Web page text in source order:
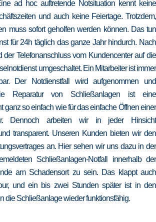
ad hoc auftretende Notsituation kennt keine
und auch keine Feiertage. Trotzdem,
muss sofort geholfen werden können. Das tun
für 24h täglich das ganze Jahr hindurch. Nach
der Telefonanschluss vom Kundencenter auf die
umgeschaltet. Ein Mitarbeiter ist immer
Der Notdienstfall wird aufgenommen und
Reparatur von Schließanlagen ist eine
ganz so einfach wie für das einfache Öffnen einer
Dennoch arbeiten wir in jeder Hinsicht
transparent. Unseren Kunden bieten wir den
an. Hier sehen wir uns dazu in der
Schließanlagen-Notfall innerhalb der
am Schadensort zu sein. Das klappt auch
und ein bis zwei Stunden später ist in den
die Schließanlage wieder funktionsfähig.